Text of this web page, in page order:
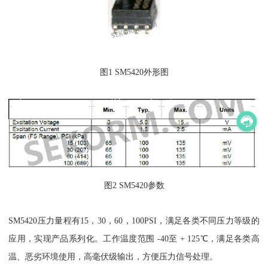
图1 SM5420外形图
图2 SM5420参数
SM5420压力量程有15，30，60，100PSI，满足各类不同压力等级的
应用，实现产品系列化。工作温度范围 -40至 + 125℃，满足各类高
温、恶劣环境使用，高毫伏级输出，方便压力信号处理。